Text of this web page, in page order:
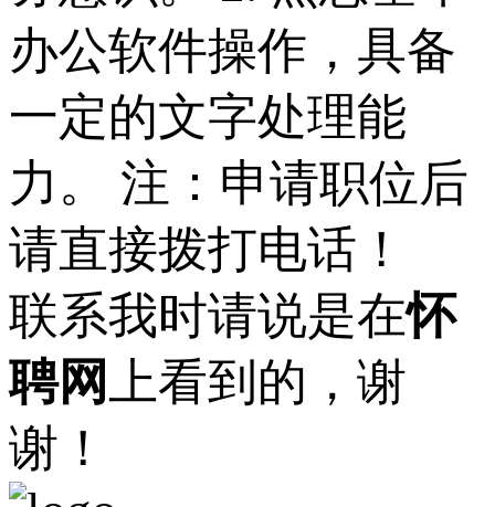
办公软件操作，具备
一定的文字处理能
力。 注：申请职位后
请直接拨打电话！
联系我时请说是在怀
聘网
上看到的，谢
谢！